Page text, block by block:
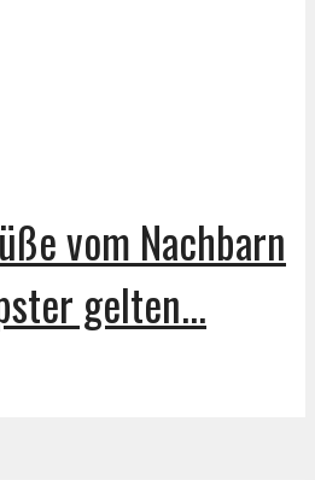
vom Nachbarn
gelten...